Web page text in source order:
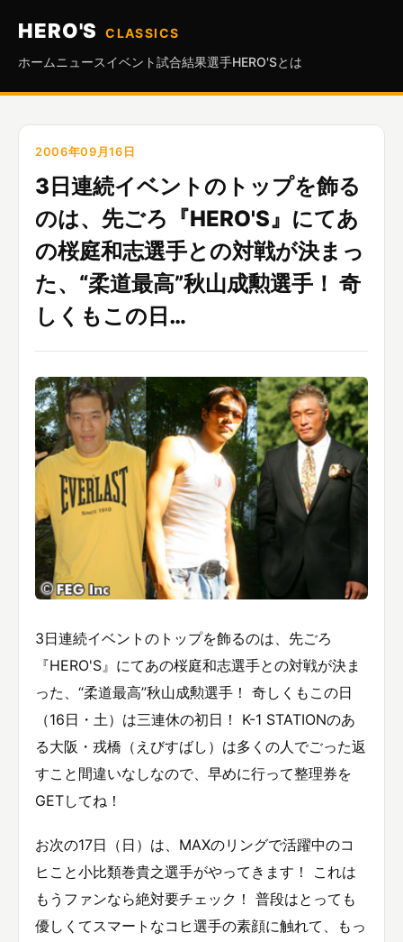
HERO'S
CLASSICS
ホーム ニュースイベント試合結果選手HERO'Sとは
2006年09月16日
3日連続イベントのトップを飾る
のは、先ごろ『HERO'S』にてあ
の桜庭和志選手との対戦が決まっ
た、“柔道最高”秋山成勲選手！ 奇
しくもこの日…
3日連続イベントのトップを飾るのは、先ごろ
『HERO'S』にてあの桜庭和志選手との対戦が決ま
った、“柔道最高”秋山成勲選手！ 奇しくもこの日
（16日・土）は三連休の初日！ K-1 STATIONのあ
る大阪・戎橋（えびすばし）は多くの人でごった返
すこと間違いなしなので、早めに行って整理券を
GETしてね！
お次の17日（日）は、MAXのリングで活躍中のコ
ヒこと小比類巻貴之選手がやってきます！ これは
もうファンなら絶対要チェック！ 普段はとっても
優しくてスマートなコヒ選手の素顔に触れて、もっ